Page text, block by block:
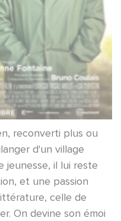
reconverti plus ou
d'un village
jeunesse, il lui reste
et une passion
celle de
On devine son émoi